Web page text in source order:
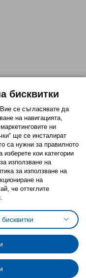
(Cookies)
на бисквитки
за личните данни
на ikea.bg
Family
IKEA Family
бисквитки
се съгласявате да
на навигацията,
ни
ще се инсталират
са нужни за правилното
кои категории
използване на
за използване на
на
че оттеглите